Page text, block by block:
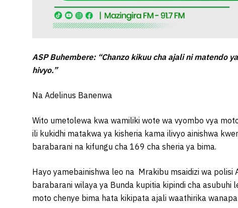
ASP Buhembere: “Chanzo kikuu cha ajali ni matendo
hivyo.”
Na Adelinus Banenwa
Wito umetolewa kwa wamiliki wote wa vyombo vya
ili kukidhi matakwa ya kisheria kama ilivyo ainishwa
barabarani na kifungu cha 169 cha sheria ya bima.
Hayo yamebainishwa leo na Mrakibu msaidizi wa polisi
barabarani wilaya ya Bunda kupitia kipindi cha
moto chenye bima hata kikipata ajali waathirika